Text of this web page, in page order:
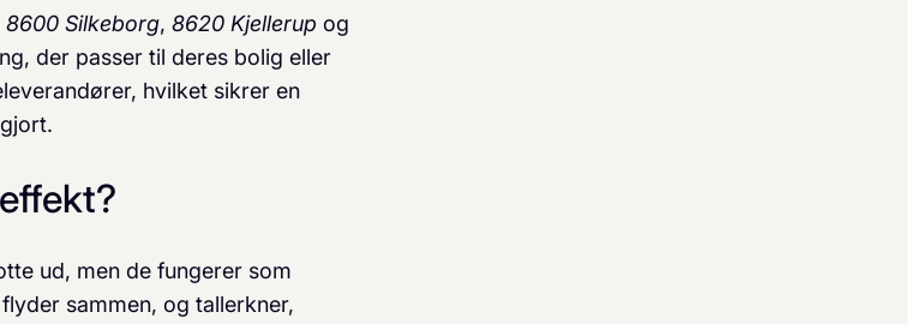
8600 Silkeborg, 8620 Kjellerup og
der passer til deres bolig eller
hvilket sikrer en
ud, men de fungerer som
sammen, og tallerkner,